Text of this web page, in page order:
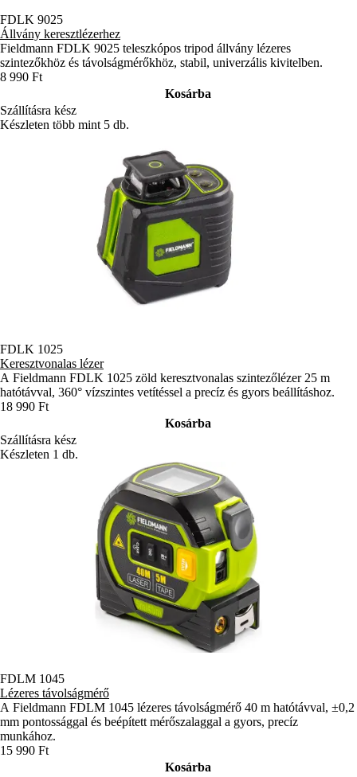
FDLK 9025
Állvány keresztlézerhez
Fieldmann FDLK 9025 teleszkópos tripod állvány lézeres
szintezőkhöz és távolságmérőkhöz, stabil, univerzális kivitelben.
8 990 Ft
Kosárba
Szállításra kész
Készleten több mint 5 db.
FDLK 1025
Keresztvonalas lézer
A Fieldmann FDLK 1025 zöld keresztvonalas szintezőlézer 25 m
hatótávval, 360° vízszintes vetítéssel a precíz és gyors beállításhoz.
18 990 Ft
Kosárba
Szállításra kész
Készleten 1 db.
FDLM 1045
Lézeres távolságmérő
A Fieldmann FDLM 1045 lézeres távolságmérő 40 m hatótávval, ±0,2
mm pontossággal és beépített mérőszalaggal a gyors, precíz
munkához.
15 990 Ft
Kosárba